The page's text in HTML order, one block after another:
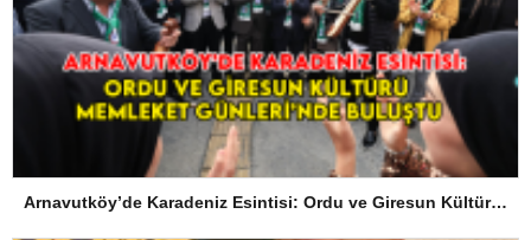
Arnavutköy’de Karadeniz Esintisi: Ordu ve Giresun Kültürü Memleket Günleri’nde Buluştu